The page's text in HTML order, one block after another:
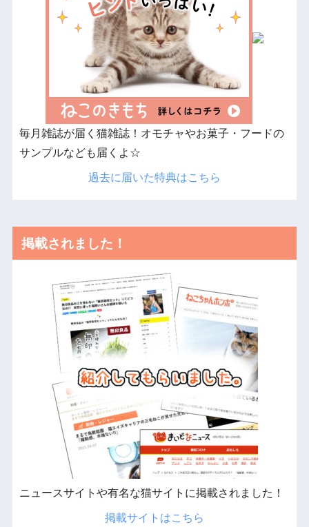
毎月雑誌が届く猫雑誌！オモチャやお菓子・フードの
サンプルなども届くよ☆
過去に届いた特典はこちら
掲載されました！
ニュースサイトや有名な猫サイトに掲載されました！
掲載サイトはこちら